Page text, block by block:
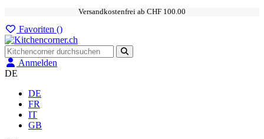
Versandkostenfrei ab CHF 100.00
Favoriten ()
Anmelden
DE
DE
FR
IT
GB